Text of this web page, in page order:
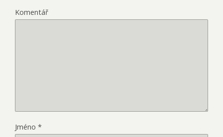
Komentář
Jméno *